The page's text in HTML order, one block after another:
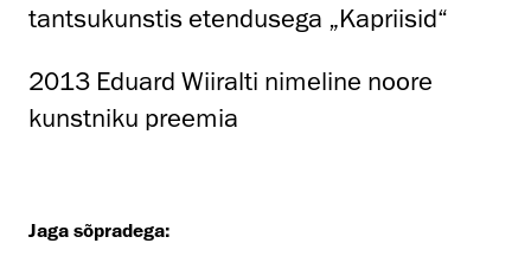
tantsukunstis etendusega „Kapriisid“
2013 Eduard Wiiralti nimeline noore
kunstniku preemia
Jaga sõpradega: